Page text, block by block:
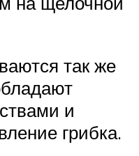
так же
и
грибка.